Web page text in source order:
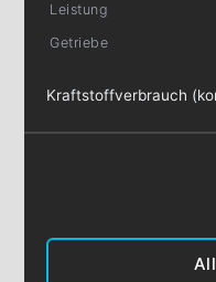
Leistung
Getriebe
Kraftstoffverbrauch